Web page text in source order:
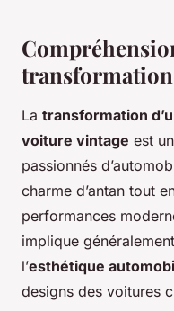
La transformation
voiture vintage est
passionnés
charme d’antan tout
performances
implique
l’esthétique
designs des voitures